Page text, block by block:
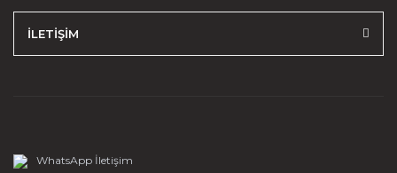
İLETİŞİM
WhatsApp İletişim